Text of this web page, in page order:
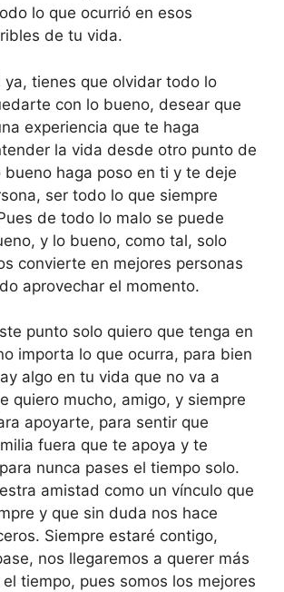
lo que ocurrió en esos
de tu vida.
ya, tienes que olvidar todo lo
con lo bueno, desear que
experiencia que te haga
la vida desde otro punto de
bueno haga poso en ti y te deje
ser todo lo que siempre
de todo lo malo se puede
y lo bueno, como tal, solo
convierte en mejores personas
aprovechar el momento.
punto solo quiero que tenga en
importa lo que ocurra, para bien
algo en tu vida que no va a
quiero mucho, amigo, y siempre
apoyarte, para sentir que
fuera que te apoya y te
nunca pases el tiempo solo.
amistad como un vínculo que
y que sin duda nos hace
Siempre estaré contigo,
nos llegaremos a querer más
tiempo, pues somos los mejores